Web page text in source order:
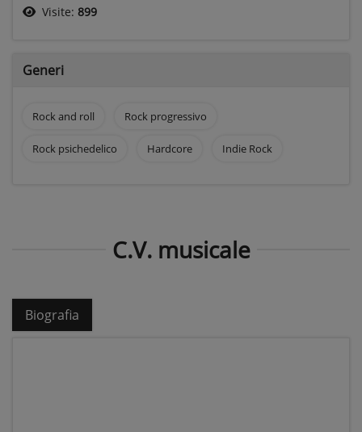
Visite: 899
Generi
Rock and roll Rock progressivo
Rock psichedelico Hardcore Indie Rock
C.V. musicale
Biografia